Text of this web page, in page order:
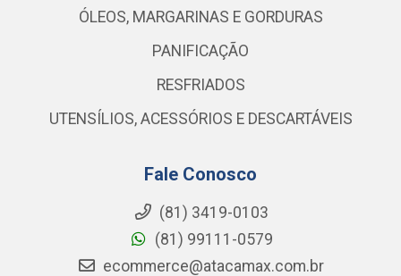
ÓLEOS, MARGARINAS E GORDURAS
PANIFICAÇÃO
RESFRIADOS
UTENSÍLIOS, ACESSÓRIOS E DESCARTÁVEIS
Fale Conosco
(81) 3419-0103
(81) 99111-0579
ecommerce@atacamax.com.br